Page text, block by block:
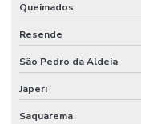
Queimados
Resende
São Pedro da Aldeia
Japeri
Saquarema